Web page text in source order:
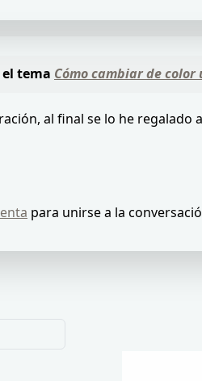
tema Cómo cambiar de color
al final se lo he
para unirse a la